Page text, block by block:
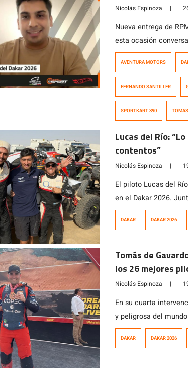
Nicolás Espinoza |
Nueva entrega de
esta ocasión
apasionado de las
deportivas, lo que le
asistente del piloto
AVENTURA MOTORS
FERNANDO SANTILLER
SPORTKART 390
Lucas del Río:
contentos”
Nicolás Espinoza |
El piloto Lucas del
en el Dakar 2026.
Jacomy, culminó en
DAKAR DAKAR 2026
Tomás de
los 26 mejores
general
Nicolás Espinoza |
En su cuarta
y peligrosa del
en la próxima edición
DAKAR DAKAR 2026